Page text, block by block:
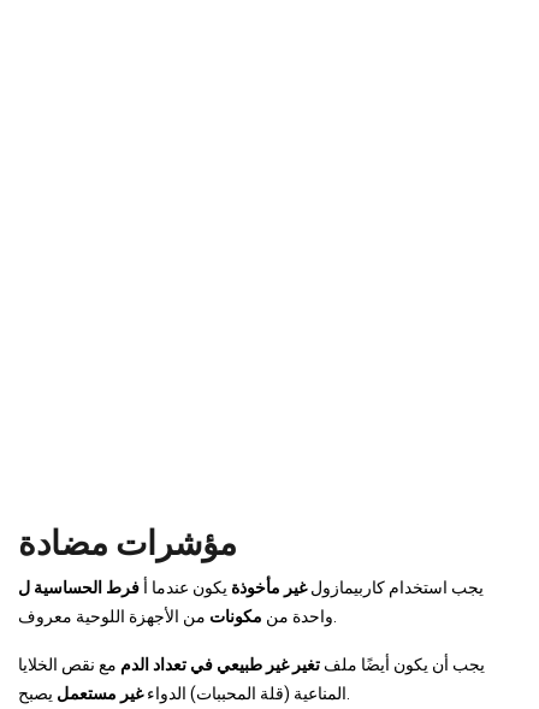
مؤشرات مضادة
يجب استخدام كاربيمازولغير مأخوذة يكون عندما أ فرط الحساسية ل
واحدة من مكونات
يجب أن يكون أيضًا ملف تغير غير طبيعي في تعداد الدم مع نقص الخلايا
المناعية (قلة المحببات) الدواءغير مستعمل